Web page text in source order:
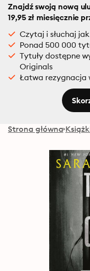
Znajdź swoją nową
19,95 zł miesięcznie
Czytaj i słuchaj
Ponad 500 000
Tytuły dostępne
Originals
Łatwa rezygnacja
Strona główna